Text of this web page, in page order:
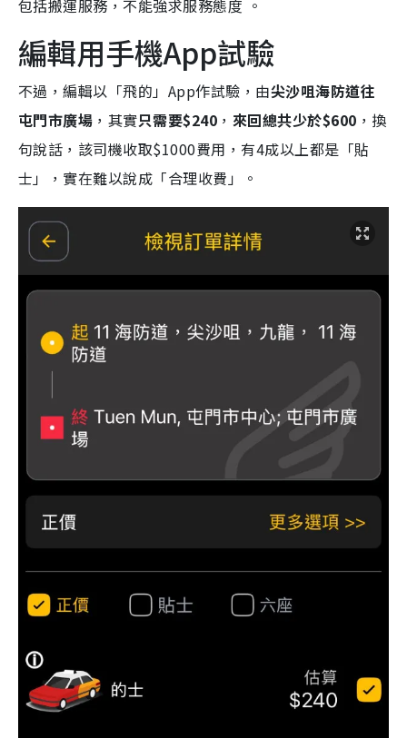
包括搬運服務，不能強求服務態度 。
編輯用手機App試驗
不過，編輯以「飛的」App作試驗，由尖沙咀海防道往
屯門市廣場 ，其實只需要$240 ， 來回總共少於$600 ，換
句說話，該司機收取$1000費用， 有4成以上都是「貼
士」
，實在難以說成「合理收費」。